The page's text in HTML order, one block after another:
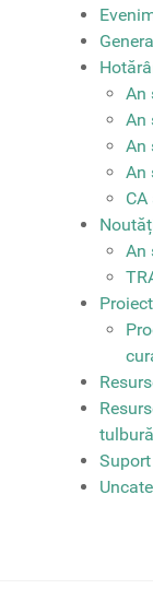
An
An
An
An
An